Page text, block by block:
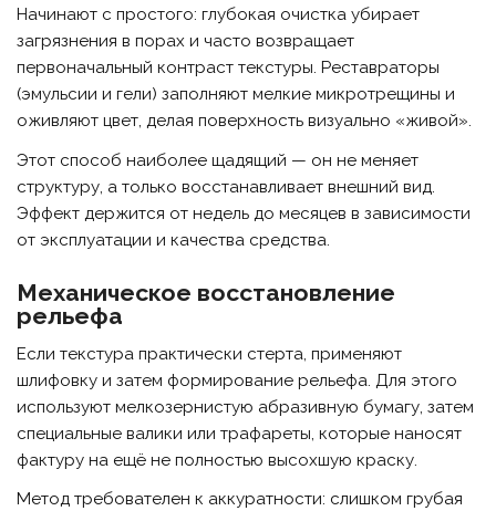
Начинают с простого: глубокая очистка убирает
загрязнения в порах и часто возвращает
первоначальный контраст текстуры. Реставраторы
(эмульсии и гели) заполняют мелкие микротрещины и
оживляют цвет, делая поверхность визуально «живой».
Этот способ наиболее щадящий — он не меняет
структуру, а только восстанавливает внешний вид.
Эффект держится от недель до месяцев в зависимости
от эксплуатации и качества средства.
Механическое восстановление
рельефа
Если текстура практически стерта, применяют
шлифовку и затем формирование рельефа. Для этого
используют мелкозернистую абразивную бумагу, затем
специальные валики или трафареты, которые наносят
фактуру на ещё не полностью высохшую краску.
Метод требователен к аккуратности: слишком грубая